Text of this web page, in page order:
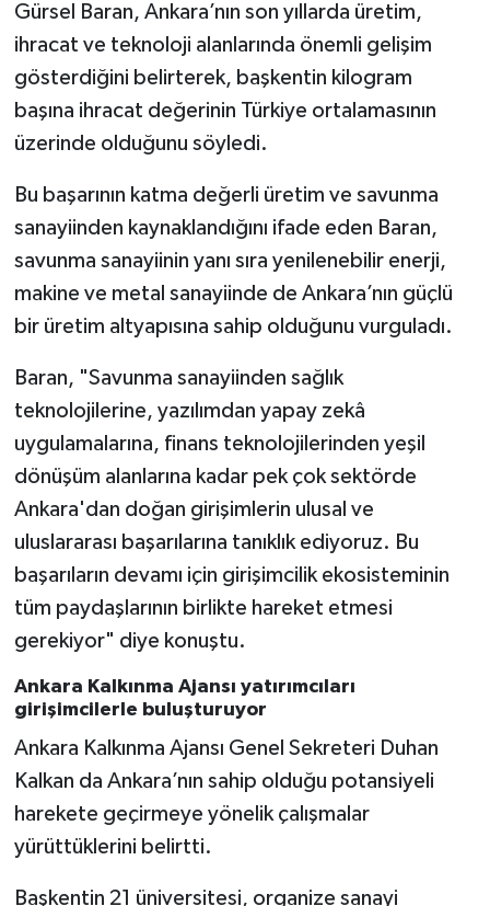
Gürsel Baran, Ankara’nın son yıllarda üretim,
ihracat ve teknoloji alanlarında önemli gelişim
gösterdiğini belirterek, başkentin kilogram
başına ihracat değerinin Türkiye ortalamasının
üzerinde olduğunu söyledi.
Bu başarının katma değerli üretim ve savunma
sanayiinden kaynaklandığını ifade eden Baran,
savunma sanayiinin yanı sıra yenilenebilir enerji,
makine ve metal sanayiinde de Ankara’nın güçlü
bir üretim altyapısına sahip olduğunu vurguladı.
Baran, "Savunma sanayiinden sağlık
teknolojilerine, yazılımdan yapay zekâ
uygulamalarına, finans teknolojilerinden yeşil
dönüşüm alanlarına kadar pek çok sektörde
Ankara'dan doğan girişimlerin ulusal ve
uluslararası başarılarına tanıklık ediyoruz. Bu
başarıların devamı için girişimcilik ekosisteminin
tüm paydaşlarının birlikte hareket etmesi
gerekiyor" diye konuştu.
Ankara Kalkınma Ajansı yatırımcıları
girişimcilerle buluşturuyor
Ankara Kalkınma Ajansı Genel Sekreteri Duhan
Kalkan da Ankara’nın sahip olduğu potansiyeli
harekete geçirmeye yönelik çalışmalar
yürüttüklerini belirtti.
Başkentin 21 üniversitesi, organize sanayi